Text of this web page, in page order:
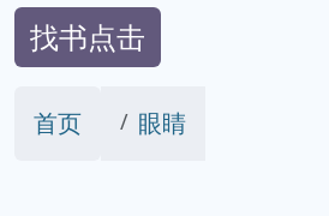
找书点击
首页 眼睛